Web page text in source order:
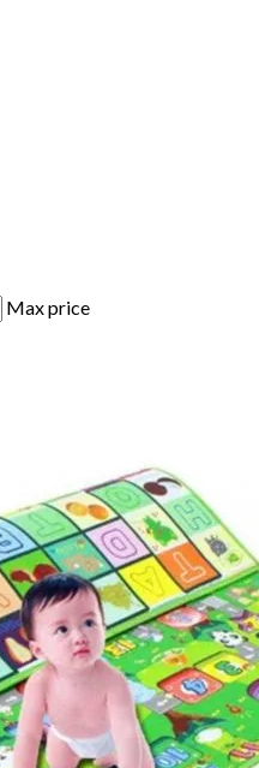
Max price